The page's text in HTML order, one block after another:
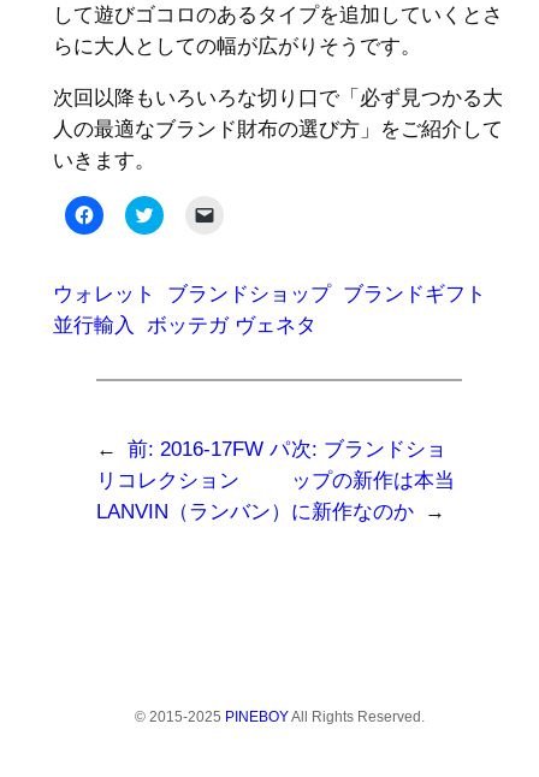
して遊びゴコロのあるタイプを追加していくとさ
らに大人としての幅が広がりそうです。
次回以降もいろいろな切り口で「必ず見つかる大
人の最適なブランド財布の選び方」をご紹介して
いきます。
Facebook
で
る
に
は
ク
ク
だ
さ
い
(新
し
い
ク
リ
て
Twitter
で
共
し
ン
ド
ウ
で
開
き
て
友
達
に
ル
ク
を
送
信
(新
し
ウォレット ブランドショップ ブランドギフト
並行輸入
ボッテガ ヴェネタ
← 前: 2016-17FW パ
リコレクション
LANVIN（ランバン）
次: ブランドショ
ップの新作は本当
に新作なのか
→
© 2015-2025 PINEBOYAll Rights Reserved.